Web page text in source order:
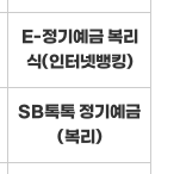
E-정기예금 복리
식(인터넷뱅킹)
SB톡톡 정기예금
(복리)